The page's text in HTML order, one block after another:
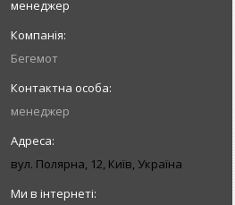
менеджер
Бегемот
менеджер
вул. Полярна, 12, Київ, Україна